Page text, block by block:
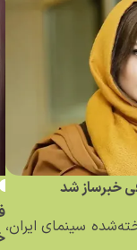
خبرساز شد
سینمای ایران،